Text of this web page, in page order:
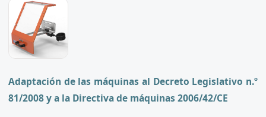
Adaptación de las máquinas al Decreto Legislativo n.º
81/2008 y a la Directiva de máquinas 2006/42/CE